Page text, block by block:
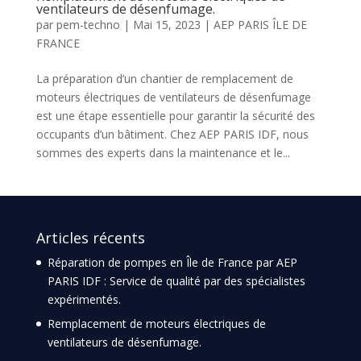
ventilateurs de désenfumage.
par pem-techno | Mai 15, 2023 | AEP PARIS ÎLE DE
FRANCE
La préparation d’un chantier de remplacement de
moteurs électriques de ventilateurs de désenfumage
est une étape essentielle pour garantir la sécurité des
occupants d’un bâtiment. Chez AEP PARIS IDF, nous
sommes des experts dans la maintenance et le...
Articles récents
Réparation de pompes en Île de France par AEP
PARIS IDF : Service de qualité par des spécialistes
expérimentés.
Remplacement de moteurs électriques de
ventilateurs de désenfumage.